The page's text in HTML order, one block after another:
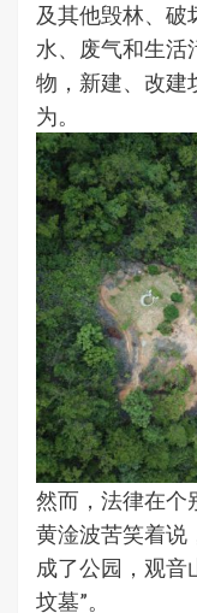
及其他毁林、破
水、废气和生活
物，新建、改建
为。
然而，法律在个
黄淦波苦笑着说
成了公园，观音
坟墓”。